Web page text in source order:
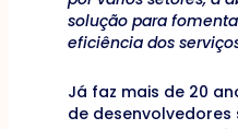
solução para
eficiência dos
Já faz mais de 20
de desenvolvedores